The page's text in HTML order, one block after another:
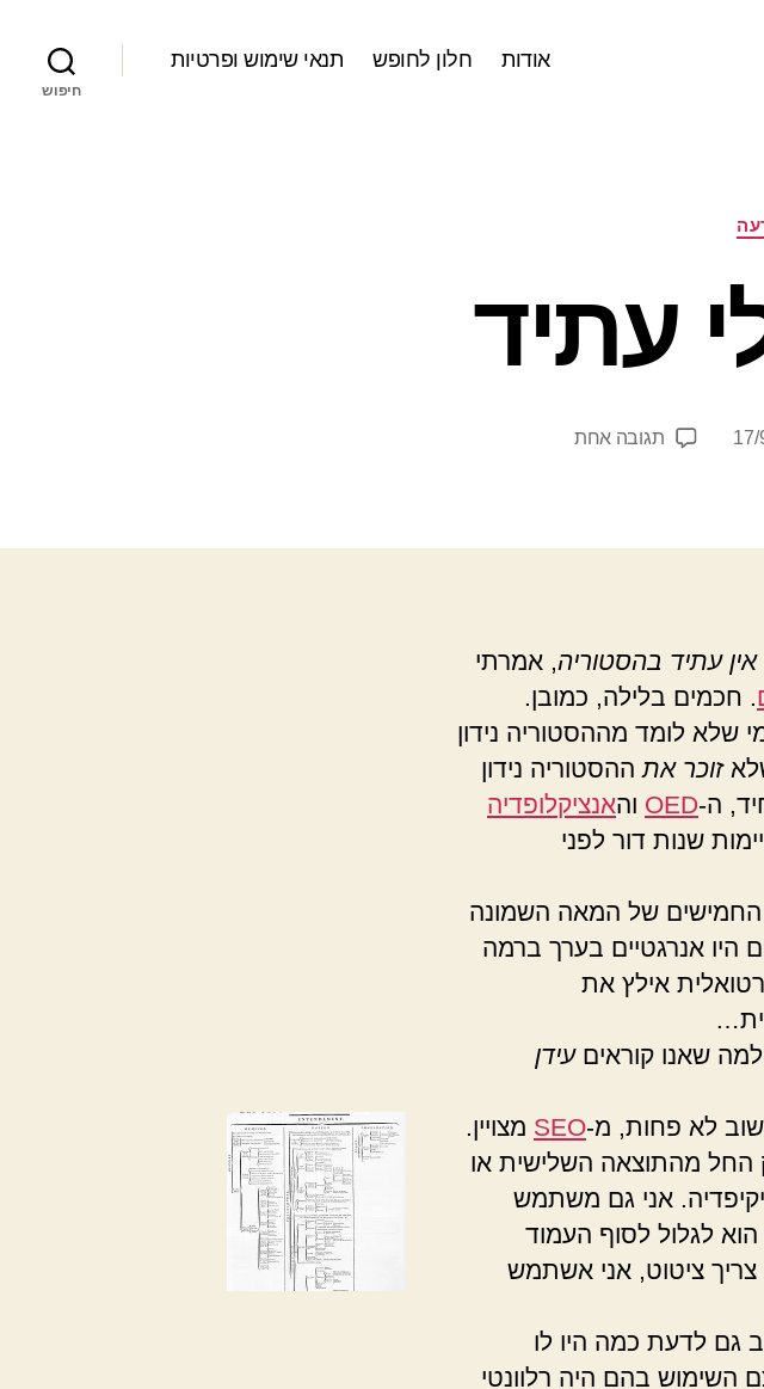
אודות חלון לחופש תנאי שימוש ופרטיות
חיפוש
עתיד
17/ תגובה אחתעל
אין עתיד בהסטוריה , אמרתי
. חכמים בלילה, כמובן.
שלא לומד מההסטוריה נידון
זוכר את ההסטוריה נידון
ה-OED והאנציקלופדיה
שנות דור לפני
החמישים של המאה השמונה
היו אנרגטיים בערך ברמה
אילץ את
שאנו קוראיםעידן
לא פחות, מ-SEO מצויין.
החל מהתוצאה השלישית או
אני גם משתמש
לגלול לסוף העמוד
צריך ציטוט, אני אשתמש
גם לדעת כמה היו לו
בהם היה רלוונטי